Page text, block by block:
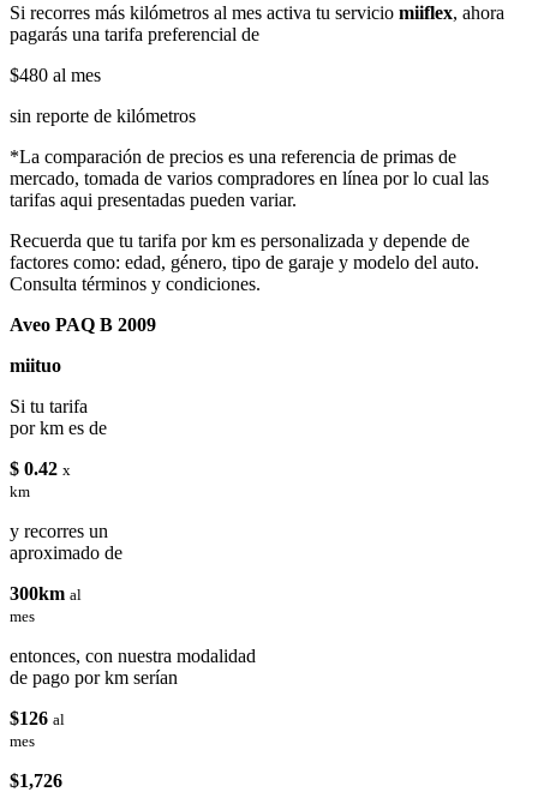
Si recorres más kilómetros al mes activa tu servicio miiflex, ahora
pagarás una tarifa preferencial de
$480 al mes
sin reporte de kilómetros
*La comparación de precios es una referencia de primas de
mercado, tomada de varios compradores en línea por lo cual las
tarifas aqui presentadas pueden variar.
Recuerda que tu tarifa por km es personalizada y depende de
factores como: edad, género, tipo de garaje y modelo del auto.
Consulta términos y condiciones.
Aveo PAQ B 2009
miituo
Si tu tarifa
por km es de
$ 0.42 x
km
y recorres un
aproximado de
300km al
mes
entonces, con nuestra modalidad
de pago por km serían
$126 al
mes
$1,726